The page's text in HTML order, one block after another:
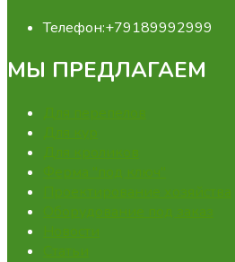
Телефон:+79189992999
МЫ ПРЕДЛАГАЕМ
Для перепелов
Для кур
Для кроликов
Ферма "под ключ"
Проектирование хозяйства
Оборудование под заказ
Новости
Статьи